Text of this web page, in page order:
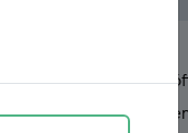
2030 benötigt
Investitionen in